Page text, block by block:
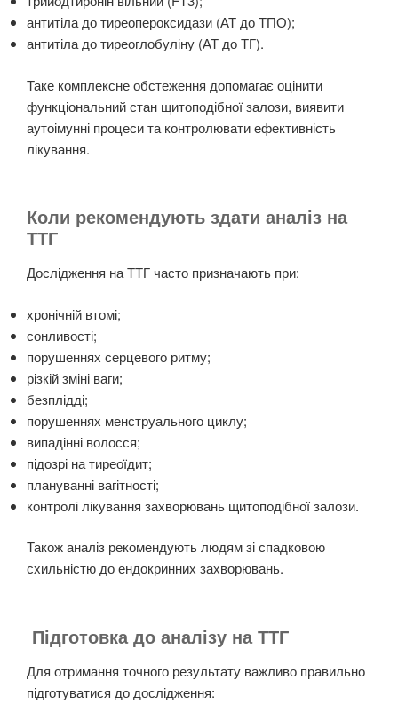
антитіла до тиреопероксидази (АТ до ТПО);
антитіла до тиреоглобуліну (АТ до ТГ).
Таке комплексне обстеження допомагає оцінити
функціональний стан щитоподібної залози, виявити
аутоімунні процеси та контролювати ефективність
лікування.
Коли рекомендують здати аналіз на
ТТГ
Дослідження на ТТГ часто призначають при:
хронічній втомі;
сонливості;
порушеннях серцевого ритму;
різкій зміні ваги;
безплідді;
порушеннях менструального циклу;
випадінні волосся;
підозрі на тиреоїдит;
плануванні вагітності;
контролі лікування захворювань щитоподібної залози.
Також аналіз рекомендують людям зі спадковою
схильністю до ендокринних захворювань.
Підготовка до аналізу на ТТГ
Для отримання точного результату важливо правильно
підготуватися до дослідження: